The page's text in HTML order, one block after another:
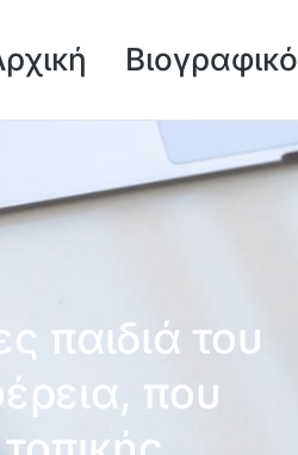
Βιογραφικό
παιδιά του
που